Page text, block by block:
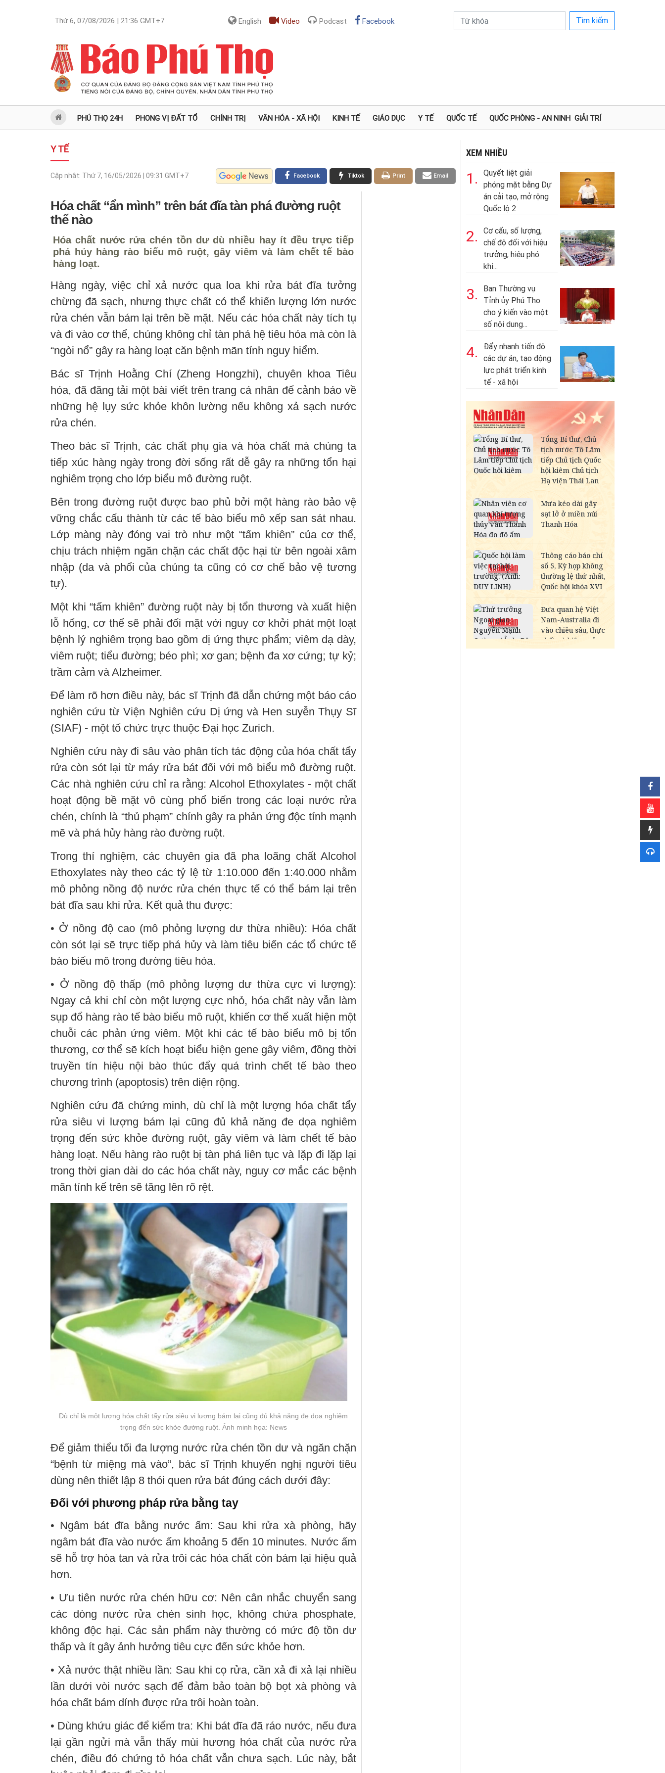
Thứ 6, 07/08/2026 | 21:36 GMT+7 English Video Podcast Facebook Tìm kiếm
PHÚ THỌ 24H PHONG VỊ ĐẤT TỔ CHÍNH TRỊ VĂN HÓA - XÃ HỘI KINH TẾ GIÁO DỤC Y TẾ QUỐC TẾ QUỐC PHÒNG - AN NINH GIẢI TRÍ
Y TẾ
Cập nhật: Thứ 7, 16/05/2026 | 09:31 GMT+7 Email
Print
Tiktok
Facebook
Hóa chất “ẩn mình” trên bát đĩa tàn phá đường ruột
thế nào
Hóa chất nước rửa chén tồn dư dù nhiều hay ít đều trực tiếp
phá hủy hàng rào biểu mô ruột, gây viêm và làm chết tế bào
hàng loạt.
Hàng ngày, việc chỉ xả nước qua loa khi rửa bát đĩa tưởng
chừng đã sạch, nhưng thực chất có thể khiến lượng lớn nước
rửa chén vẫn bám lại trên bề mặt. Nếu các hóa chất này tích tụ
và đi vào cơ thể, chúng không chỉ tàn phá hệ tiêu hóa mà còn là
“ngòi nổ” gây ra hàng loạt căn bệnh mãn tính nguy hiểm.
Bác sĩ Trịnh Hoằng Chí (Zheng Hongzhi), chuyên khoa Tiêu
hóa, đã đăng tải một bài viết trên trang cá nhân để cảnh báo về
những hệ lụy sức khỏe khôn lường nếu không xả sạch nước
rửa chén.
Theo bác sĩ Trịnh, các chất phụ gia và hóa chất mà chúng ta
tiếp xúc hàng ngày trong đời sống rất dễ gây ra những tổn hại
nghiêm trọng cho lớp biểu mô đường ruột.
Bên trong đường ruột được bao phủ bởi một hàng rào bảo vệ
vững chắc cấu thành từ các tế bào biểu mô xếp san sát nhau.
Lớp màng này đóng vai trò như một “tấm khiên” của cơ thể,
chịu trách nhiệm ngăn chặn các chất độc hại từ bên ngoài xâm
nhập (da và phổi của chúng ta cũng có cơ chế bảo vệ tương
tự).
Một khi “tấm khiên” đường ruột này bị tổn thương và xuất hiện
lỗ hổng, cơ thể sẽ phải đối mặt với nguy cơ khởi phát một loạt
bệnh lý nghiêm trọng bao gồm dị ứng thực phẩm; viêm dạ dày,
viêm ruột; tiểu đường; béo phì; xơ gan; bệnh đa xơ cứng; tự kỷ;
trầm cảm và Alzheimer.
Để làm rõ hơn điều này, bác sĩ Trịnh đã dẫn chứng một báo cáo
nghiên cứu từ Viện Nghiên cứu Dị ứng và Hen suyễn Thụy Sĩ
(SIAF) - một tổ chức trực thuộc Đại học Zurich.
Nghiên cứu này đi sâu vào phân tích tác động của hóa chất tẩy
rửa còn sót lại từ máy rửa bát đối với mô biểu mô đường ruột.
Các nhà nghiên cứu chỉ ra rằng: Alcohol Ethoxylates - một chất
hoạt động bề mặt vô cùng phổ biến trong các loại nước rửa
chén, chính là “thủ phạm” chính gây ra phản ứng độc tính mạnh
mẽ và phá hủy hàng rào đường ruột.
Trong thí nghiệm, các chuyên gia đã pha loãng chất Alcohol
Ethoxylates này theo các tỷ lệ từ 1:10.000 đến 1:40.000 nhằm
mô phỏng nồng độ nước rửa chén thực tế có thể bám lại trên
bát đĩa sau khi rửa. Kết quả thu được:
• Ở nồng độ cao (mô phỏng lượng dư thừa nhiều): Hóa chất
còn sót lại sẽ trực tiếp phá hủy và làm tiêu biến các tổ chức tế
bào biểu mô trong đường tiêu hóa.
• Ở nồng độ thấp (mô phỏng lượng dư thừa cực vi lượng):
Ngay cả khi chỉ còn một lượng cực nhỏ, hóa chất này vẫn làm
sụp đổ hàng rào tế bào biểu mô ruột, khiến cơ thể xuất hiện một
chuỗi các phản ứng viêm. Một khi các tế bào biểu mô bị tổn
thương, cơ thể sẽ kích hoạt biểu hiện gene gây viêm, đồng thời
truyền tín hiệu nội bào thúc đẩy quá trình chết tế bào theo
chương trình (apoptosis) trên diện rộng.
Nghiên cứu đã chứng minh, dù chỉ là một lượng hóa chất tẩy
rửa siêu vi lượng bám lại cũng đủ khả năng đe dọa nghiêm
trọng đến sức khỏe đường ruột, gây viêm và làm chết tế bào
hàng loạt. Nếu hàng rào ruột bị tàn phá liên tục và lặp đi lặp lại
trong thời gian dài do các hóa chất này, nguy cơ mắc các bệnh
mãn tính kể trên sẽ tăng lên rõ rệt.
Dù chỉ là một lượng hóa chất tẩy rửa siêu vi lượng bám lại cũng đủ khả năng đe dọa nghiêm
trọng đến sức khỏe đường ruột. Ảnh minh họa: News
Để giảm thiểu tối đa lượng nước rửa chén tồn dư và ngăn chặn
“bệnh từ miệng mà vào”, bác sĩ Trịnh khuyến nghị người tiêu
dùng nên thiết lập 8 thói quen rửa bát đúng cách dưới đây:
Đối với phương pháp rửa bằng tay
• Ngâm bát đĩa bằng nước ấm: Sau khi rửa xà phòng, hãy
ngâm bát đĩa vào nước ấm khoảng 5 đến 10 minutes. Nước ấm
sẽ hỗ trợ hòa tan và rửa trôi các hóa chất còn bám lại hiệu quả
hơn.
• Ưu tiên nước rửa chén hữu cơ: Nên cân nhắc chuyển sang
các dòng nước rửa chén sinh học, không chứa phosphate,
không độc hại. Các sản phẩm này thường có mức độ tồn dư
thấp và ít gây ảnh hưởng tiêu cực đến sức khỏe hơn.
• Xả nước thật nhiều lần: Sau khi cọ rửa, cần xả đi xả lại nhiều
lần dưới vòi nước sạch để đảm bảo toàn bộ bọt xà phòng và
hóa chất bám dính được rửa trôi hoàn toàn.
• Dùng khứu giác để kiểm tra: Khi bát đĩa đã ráo nước, nếu đưa
lại gần ngửi mà vẫn thấy mùi hương hóa chất của nước rửa
chén, điều đó chứng tỏ hóa chất vẫn chưa sạch. Lúc này, bắt
XEM NHIỀU
1.
Quyết liệt giải
phóng mặt bằng Dự
án cải tạo, mở rộng
Quốc lộ 2
2.
Cơ cấu, số lượng,
chế độ đối với hiệu
trưởng, hiệu phó
khi...
3.
Ban Thường vụ
Tỉnh ủy Phú Thọ
cho ý kiến vào một
số nội dung...
4.
Đẩy nhanh tiến độ
các dự án, tạo động
lực phát triển kinh
tế - xã hội